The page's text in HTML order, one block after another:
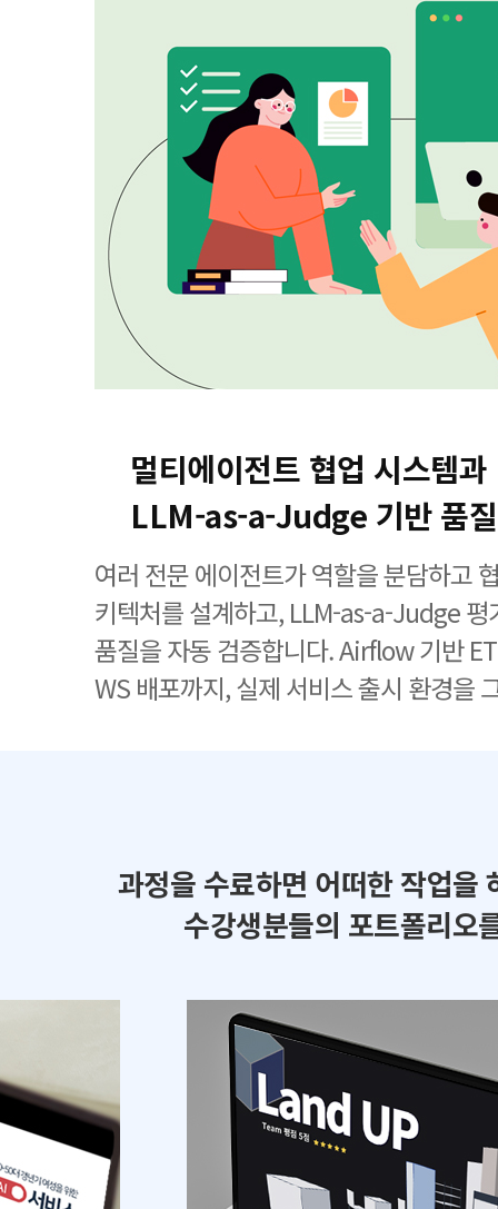
멀티에이전트 협업 시스템과
LLM-as-a-Judge 기반 품
여러 전문 에이전트가 역할을 분담하고
키텍처를 설계하고, LLM-as-a-Judge 평
품질을 자동 검증합니다. Airflow 기반
WS 배포까지, 실제 서비스 출시 환경을
과정을 수료하면 어떠한 작업을
수강생분들의 포트폴리오